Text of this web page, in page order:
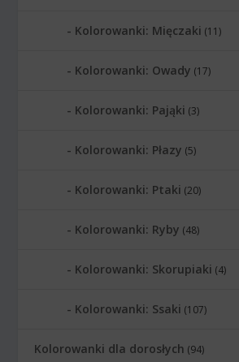
Kolorowanki: Mięczaki (11)
Kolorowanki: Owady (17)
Kolorowanki: Pająki (3)
Kolorowanki: Płazy (5)
Kolorowanki: Ptaki (20)
Kolorowanki: Ryby (48)
Kolorowanki: Skorupiaki (4)
Kolorowanki: Ssaki (107)
Kolorowanki dla dorosłych (94)